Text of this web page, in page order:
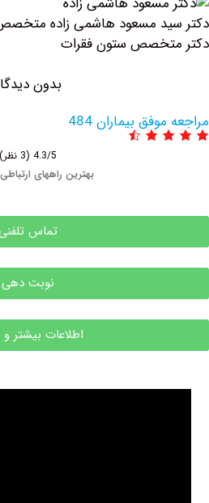
‏مسعود ‏هاشمی ‏زاده متخصص ارتوپد
ستون فقرات
بدون دیدگاه
بیماران 484
بهترین راههای ارتباطی این دکتر
تماس تلفنی
نوبت دهی
اطلاعات بیشتر و آدرس